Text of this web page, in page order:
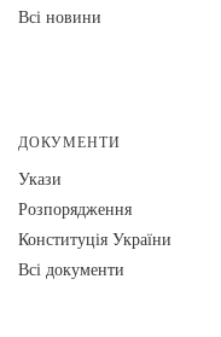
Всі новини
ДОКУМЕНТИ
Укази
Розпорядження
Конституція України
Всі документи